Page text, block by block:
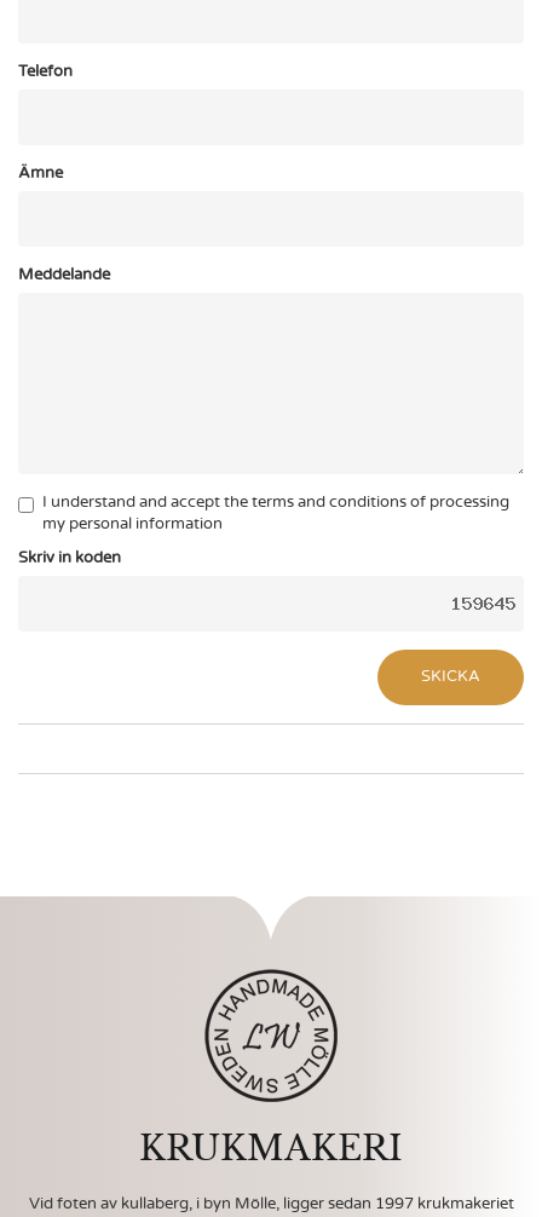
Telefon
Ämne
Meddelande
I understand and accept the terms and conditions of processing
my personal information
Skriv in koden
SKICKA
KRUKMAKERI
Vid foten av kullaberg, i byn Mölle, ligger sedan 1997 krukmakeriet